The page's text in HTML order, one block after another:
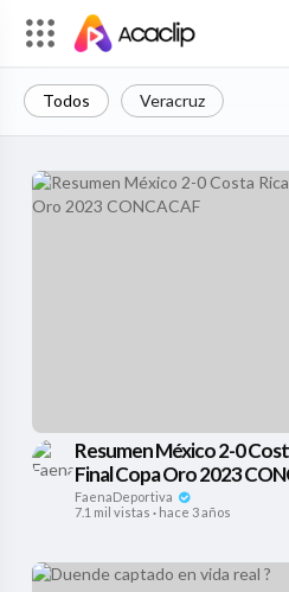
Todos Veracruz
Resumen México 2-0
Final Copa Oro 2023
FaenaDeportiva
7.1 mil vistas · hace 3 años